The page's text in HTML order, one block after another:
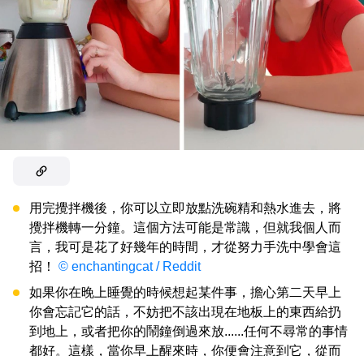
用完攪拌機後，你可以立即放點洗碗精和熱水進去，將
攪拌機轉一分鐘。這個方法可能是常識，但就我個人而
言，我可是花了好幾年的時間，才從努力手洗中學會這
招！ © enchantingcat / Reddit
如果你在晚上睡覺的時候想起某件事，擔心第二天早上
你會忘記它的話，不妨把不該出現在地板上的東西給扔
到地上，或者把你的鬧鐘倒過來放......任何不尋常的事情
都好。這樣，當你早上醒來時，你便會注意到它，從而